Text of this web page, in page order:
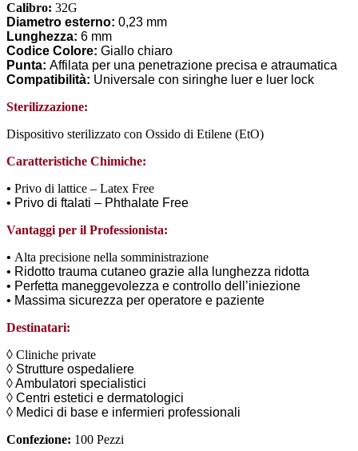
Calibro: 32G
Diametro esterno: 0,23 mm
Lunghezza: 6 mm
Codice Colore: Giallo chiaro
Punta: Affilata per una penetrazione precisa e atraumatica
Compatibilità: Universale con siringhe luer e luer lock
Sterilizzazione:
Dispositivo sterilizzato con Ossido di Etilene (EtO)
Caratteristiche Chimiche:
• Privo di lattice – Latex Free
• Privo di ftalati – Phthalate Free
Vantaggi per il Professionista:
• Alta precisione nella somministrazione
• Ridotto trauma cutaneo grazie alla lunghezza ridotta
• Perfetta maneggevolezza e controllo dell’iniezione
• Massima sicurezza per operatore e paziente
Destinatari:
◊ Cliniche private
◊ Strutture ospedaliere
◊ Ambulatori specialistici
◊ Centri estetici e dermatologici
◊ Medici di base e infermieri professionali
Confezione: 100 Pezzi